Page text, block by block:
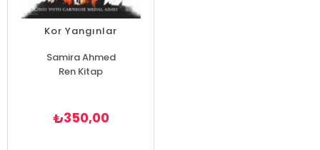
Kor Yangınlar
Samira Ahmed
Ren Kitap
₺350,00